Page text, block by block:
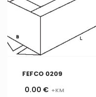
FEFCO 0209
0.00 €